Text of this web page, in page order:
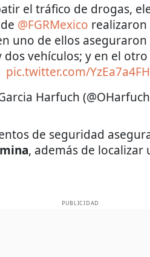
el tráfico de drogas,
@FGRMexico realizaron
uno de ellos
dos vehículos; y en el
pic.twitter.com/
Harfuch
de seguridad
, además de
PUBLICIDAD